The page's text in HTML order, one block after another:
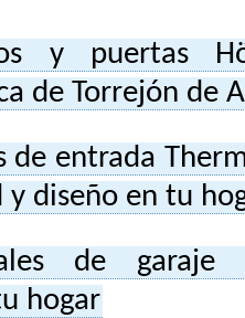
y puertas
de Torrejón de
de entrada
diseño en tu
de
hogar